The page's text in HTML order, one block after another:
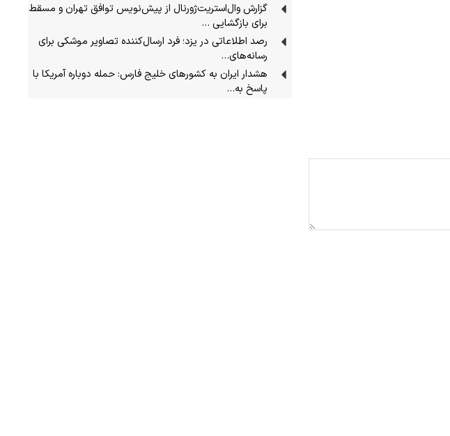
گزارش وال‌استریت‌ژورنال از پیش‌نویس توافق تهران و مسقط
برای بازگشایی …
رصد اطلاعاتی در یزد؛ فرد ارسال‌کننده تصاویر موشکی برای
رسانه‌های…
هشدار ایران به کشورهای خلیج فارس: حمله دوباره آمریکا با
پاسخ به…